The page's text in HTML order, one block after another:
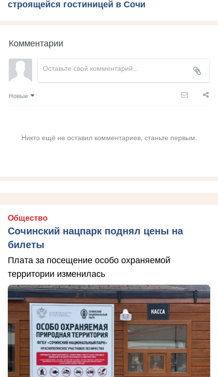
строящейся гостиницей в Сочи
Комментарии
Новые
Никто ещё не оставил комментариев, станьте первым.
Общество
Сочинский нацпарк поднял цены на
билеты
Плата за посещение особо охраняемой
территории изменилась